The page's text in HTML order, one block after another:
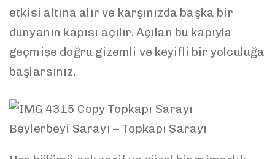
etkisi altına alır ve karşınızda başka bir
dünyanın kapısı açılır. Açılan bu kapıyla
geçmişe doğru gizemli ve keyifli bir yolculuğa
başlarsınız.
Beylerbeyi Sarayı – Topkapı Sarayı